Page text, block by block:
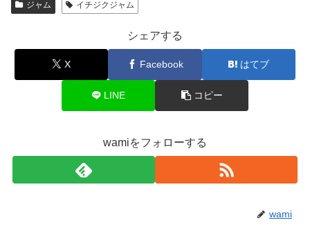
ジャム イチジクジャム
シェアする
X Facebook はてブ
LINE コピー
wamiをフォローする
wami